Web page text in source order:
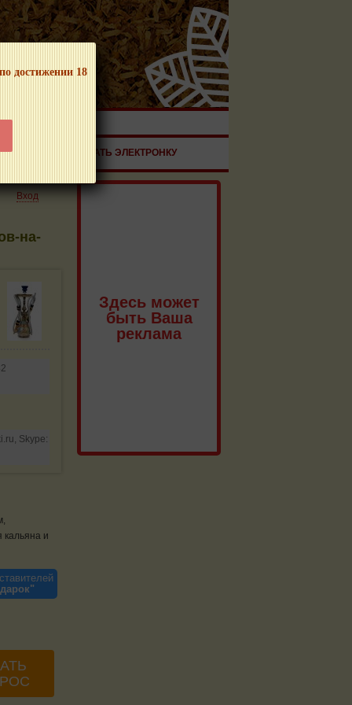
достижении 18
ПРОДУКЦИИ!
ЗАКАЗАТЬ ЭЛЕКТРОНКУ
Вход
на-
Skype:
кальяна и
Здесь может
быть Ваша
реклама